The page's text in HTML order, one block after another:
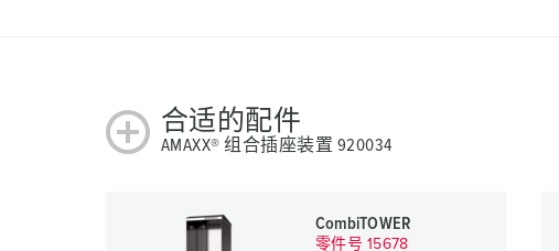
合适的配件
AMAXX® 组合插座装置 920034
CombiTOWER
零件号 15678